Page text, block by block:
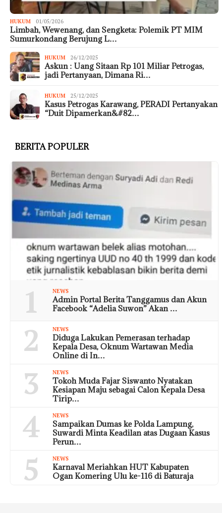
HUKUM 01/05/2026
Limbah, Wewenang, dan Sengketa: Polemik PT MIM
Sumurkondang Berujung L…
HUKUM 26/12/2025
Askun : Uang Sitaan Rp 101 Miliar Petrogas,
jadi Pertanyaan, Dimana Ri…
HUKUM 25/12/2025
Kasus Petrogas Karawang, PERADI Pertanyakan
“Duit Dipamerkan&#82…
BERITA POPULER
1 NEWS
Admin Portal Berita Tanggamus dan Akun
Facebook “Adelia Suwon” Akan …
2 NEWS
Diduga Lakukan Pemerasan terhadap
Kepala Desa, Oknum Wartawan Media
Online di In…
3 NEWS
Tokoh Muda Fajar Siswanto Nyatakan
Kesiapan Maju sebagai Calon Kepala Desa
Tirip…
4 NEWS
Sampaikan Dumas ke Polda Lampung,
Suwardi Minta Keadilan atas Dugaan Kasus
Perun…
5 NEWS
Karnaval Meriahkan HUT Kabupaten
Ogan Komering Ulu ke-116 di Baturaja